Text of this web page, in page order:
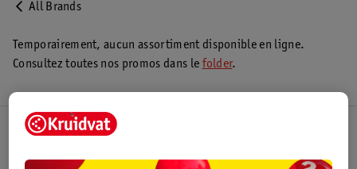
All Brands
Temporairement, aucun assortiment disponible en ligne.
Consultez toutes nos promos dans le folder.